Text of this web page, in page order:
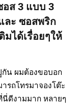
ส 3 แบบ 3
ละ ซอสพริก
มได้เรื่อยๆให้
กัน ผมต้องขอบอก
รถโทรมาจองโต๊ะ
นี่ดีงามมาก หลายๆ